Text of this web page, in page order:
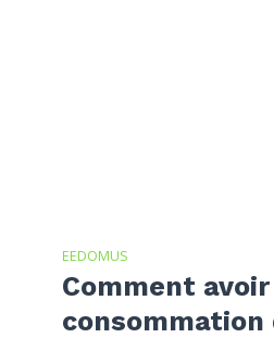
EEDOMUS
Comment
consommation